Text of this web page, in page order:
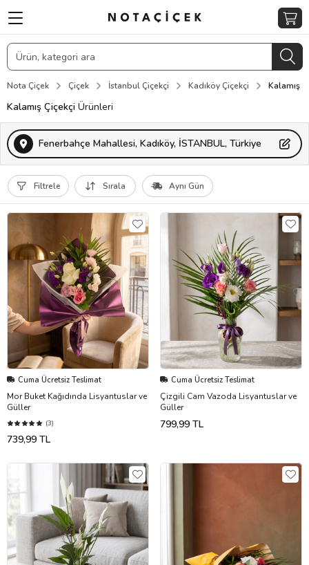
Nota Çiçek Çiçek İstanbul Çiçekçi Kadıköy Çiçekçi Kalamış
Kalamış Çiçekçi Ürünleri
Fenerbahçe Mahallesi, Kadıköy, İSTANBUL, Türkiye
Filtrele Sırala Aynı Gün
Cuma Ücretsiz Teslimat
Mor Buket Kağıdında Lisyantuslar ve
Güller
(3)
739,99 TL
Cuma Ücretsiz Teslimat
Çizgili Cam Vazoda Lisyantuslar ve
Güller
799,99 TL